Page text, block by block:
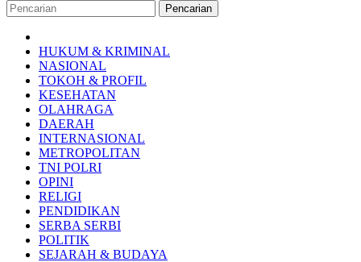
Pencarian
HUKUM & KRIMINAL
NASIONAL
TOKOH & PROFIL
KESEHATAN
OLAHRAGA
DAERAH
INTERNASIONAL
METROPOLITAN
TNI POLRI
OPINI
RELIGI
PENDIDIKAN
SERBA SERBI
POLITIK
SEJARAH & BUDAYA